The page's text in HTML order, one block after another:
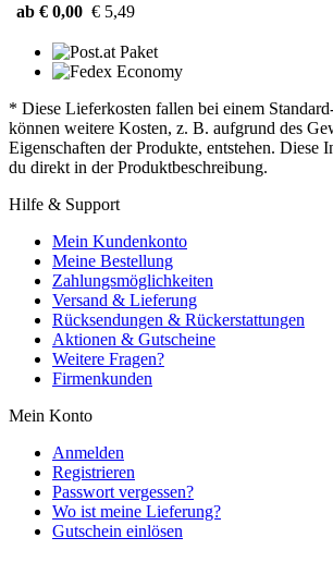
ab € 0,00 € 5,49
* Diese Lieferkosten fallen bei einem
können weitere Kosten, z. B. aufgrund des
Eigenschaften der Produkte, entstehen. Diese
du direkt in der Produktbeschreibung.
Hilfe & Support
Mein Kundenkonto
Meine Bestellung
Zahlungsmöglichkeiten
Versand & Lieferung
Rücksendungen & Rückerstattungen
Aktionen & Gutscheine
Weitere Fragen?
Firmenkunden
Mein Konto
Anmelden
Registrieren
Passwort vergessen?
Wo ist meine Lieferung?
Gutschein einlösen